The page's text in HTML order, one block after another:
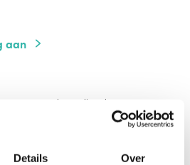
Details Over
aan
08.45 – 12.45 uur.